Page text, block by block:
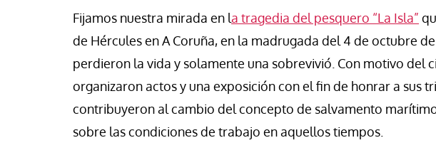
Fijamos nuestra mirada en la tragedia del pesquero “La Isla”
de Hércules en A Coruña, en la madrugada del 4 de octubre
perdieron la vida y solamente una sobrevivió. Con motivo del
organizaron actos y una exposición con el fin de honrar a sus
contribuyeron al cambio del concepto de salvamento
sobre las condiciones de trabajo en aquellos tiempos.